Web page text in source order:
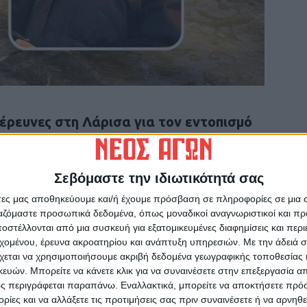
Σεβόμαστε την ιδιωτικότητά σας
μας αποθηκεύουμε και/ή έχουμε πρόσβαση σε πληροφορίες σε
προσωπικά δεδομένα, όπως μοναδικοί αναγνωριστικοί και
από μια συσκευή για εξατομικευμένες διαφημίσεις και
έρευνα ακροατηρίου και ανάπτυξη υπηρεσιών. Με την άδειά
να χρησιμοποιήσουμε ακριβή δεδομένα γεωγραφικής τοποθεσίας
Μπορείτε να κάνετε κλικ για να συναινέσετε στην επεξεργασία
περιγράφεται παραπάνω. Εναλλακτικά, μπορείτε να αποκτήσετε
και να αλλάξετε τις προτιμήσεις σας πριν συναινέσετε ή να
στη Λάρισα για τον εντοπισμό
με το θρίλερ για την οικογένεια του
στο ποτάμι. Ήταν 17:10. Περπατούσε,
σκύλο μου και τον είδα. Ήταν πολύ
κι έφευγε προς τα κάτω. Πήγαινε σιγά –